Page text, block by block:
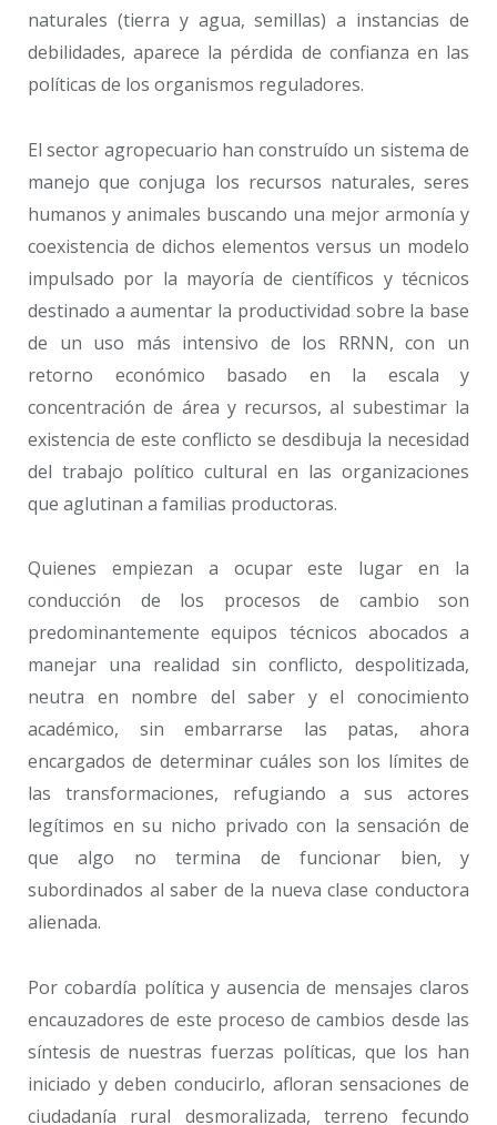
naturales (tierra y agua, semillas) a instancias de
debilidades, aparece la pérdida de confianza en las
políticas de los organismos reguladores.
El sector agropecuario han construído un sistema de
manejo que conjuga los recursos naturales, seres
humanos y animales buscando una mejor armonía y
coexistencia de dichos elementos versus un modelo
impulsado por la mayoría de científicos y técnicos
destinado a aumentar la productividad sobre la base
de un uso más intensivo de los RRNN, con un
retorno económico basado en la escala y
concentración de área y recursos, al subestimar la
existencia de este conflicto se desdibuja la necesidad
del trabajo político cultural en las organizaciones
que aglutinan a familias productoras.
Quienes empiezan a ocupar este lugar en la
conducción de los procesos de cambio son
predominantemente equipos técnicos abocados a
manejar una realidad sin conflicto, despolitizada,
neutra en nombre del saber y el conocimiento
académico, sin embarrarse las patas, ahora
encargados de determinar cuáles son los límites de
las transformaciones, refugiando a sus actores
legítimos en su nicho privado con la sensación de
que algo no termina de funcionar bien, y
subordinados al saber de la nueva clase conductora
alienada.
Por cobardía política y ausencia de mensajes claros
encauzadores de este proceso de cambios desde las
síntesis de nuestras fuerzas políticas, que los han
iniciado y deben conducirlo, afloran sensaciones de
ciudadanía rural desmoralizada, terreno fecundo